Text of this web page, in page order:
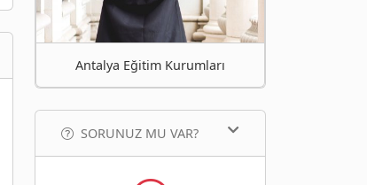
Antalya Eğitim Kurumları
SORUNUZ MU VAR?